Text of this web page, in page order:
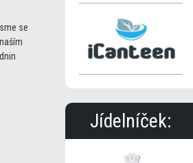
Jídelníček:
se